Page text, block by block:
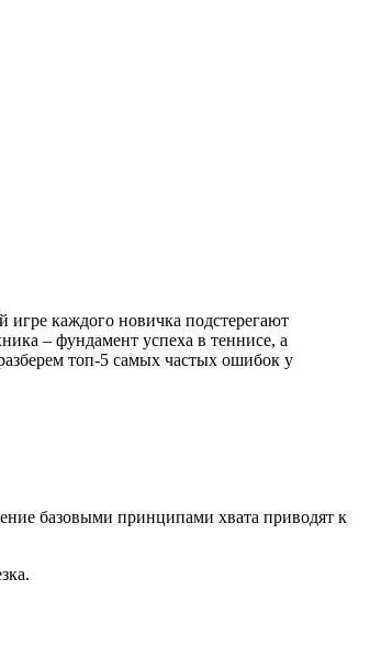
игре каждого новичка подстерегают
– фундамент успеха в теннисе, а
топ-5 самых частых ошибок у
базовыми принципами хвата приводят к